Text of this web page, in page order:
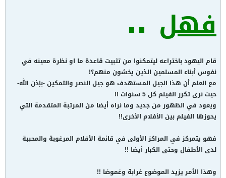
فهل ..
قام اليهود باختراعه ليتمكنوا من تثبيت قاعدة ما او نظرة معينه في
نفوس أبناء المسلمين الذين يخشون منهم؟!
مع العلم أن هذا الجيل المستهدف هو جيل النصر والتمكين -بإذن الله-
حيث نرى تكرر الفيلم كل 5 سنوات !!
ويعود في الظهور من جديد وما نراه أيضا من المرتبة المتقدمة التي
يحوزها الفيلم بين الأفلام الأخرى!!
فهو يتمركز في المراكز الأولى في قائمة الأفلام المرغوبة والمحببة
لدى الأطفال وحتى الكبار أيضا !!
وهذا الأمر يزيد الموضوع غرابة وغموضا !!